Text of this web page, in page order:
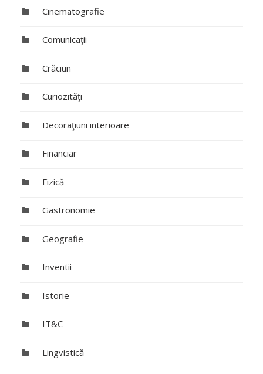
Cinematografie
Comunicaţii
Crăciun
Curiozităţi
Decoraţiuni interioare
Financiar
Fizică
Gastronomie
Geografie
Inventii
Istorie
IT&C
Lingvistică